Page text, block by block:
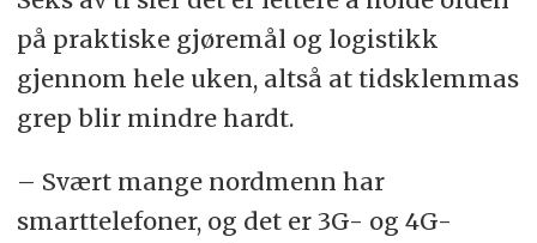
på praktiske gjøremål og logistikk
gjennom hele uken, altså at tidsklemmas
grep blir mindre hardt.
– Svært mange nordmenn har
smarttelefoner, og det er 3G- og 4G-